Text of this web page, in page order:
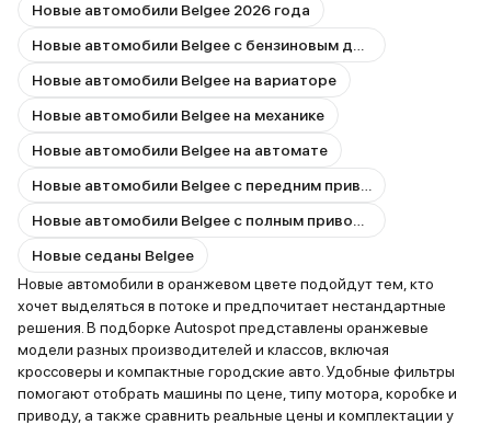
Новые автомобили Belgee 2026 года
Новые автомобили Belgee на вариаторе
Новые автомобили Belgee на механике
Новые автомобили Belgee на автомате
Новые седаны Belgee
Новые автомобили в оранжевом цвете подойдут тем, кто
хочет выделяться в потоке и предпочитает нестандартные
решения. В подборке Autospot представлены оранжевые
модели разных производителей и классов, включая
кроссоверы и компактные городские авто. Удобные фильтры
помогают отобрать машины по цене, типу мотора, коробке и
приводу, а также сравнить реальные цены и комплектации у